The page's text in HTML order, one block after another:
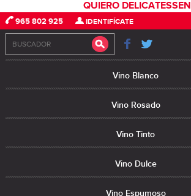
965 802 925 IDENTIFÍCATE
Vino Blanco
Vino Rosado
Vino Tinto
Vino Dulce
Vino Espumoso
QUIERO DELICATESSEN